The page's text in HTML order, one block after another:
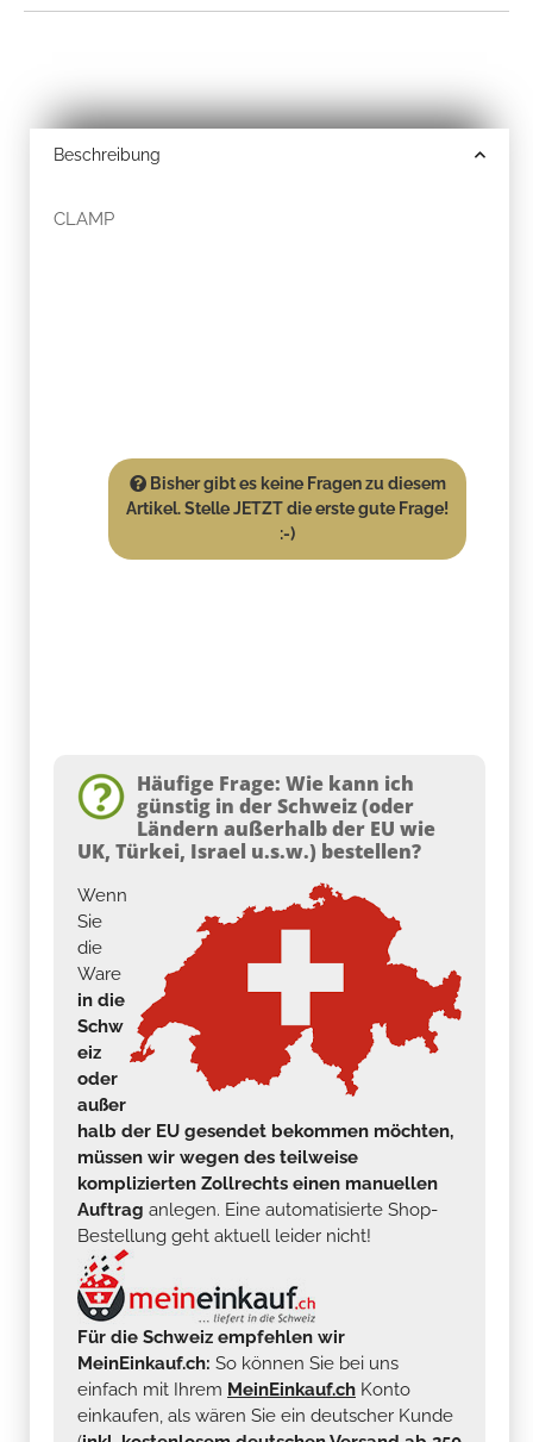
Beschreibung
CLAMP
Bisher gibt es keine Fragen zu diesem
Artikel. Stelle JETZT die erste gute Frage!
:-)
Häufige Frage: Wie kann ich
günstig in der Schweiz (oder
Ländern außerhalb der EU wie
UK, Türkei, Israel u.s.w.) bestellen?
Wenn
Sie
die
Ware
in die
Schw
eiz
oder
außer
halb der EU gesendet bekommen möchten,
müssen wir wegen des teilweise
komplizierten Zollrechts einen manuellen
Auftrag anlegen. Eine automatisierte Shop-
Bestellung geht aktuell leider nicht!
Für die Schweiz empfehlen wir
MeinEinkauf.ch: So können Sie bei uns
einfach mit Ihrem MeinEinkauf.ch Konto
einkaufen, als wären Sie ein deutscher Kunde